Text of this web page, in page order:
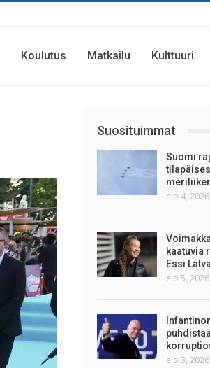
Koulutus Matkailu Kulttuuri
Suosituimmat
Suomi
elo 4, 2026
kaatuvia
Essi
elo 5, 2026
elo 3, 2026